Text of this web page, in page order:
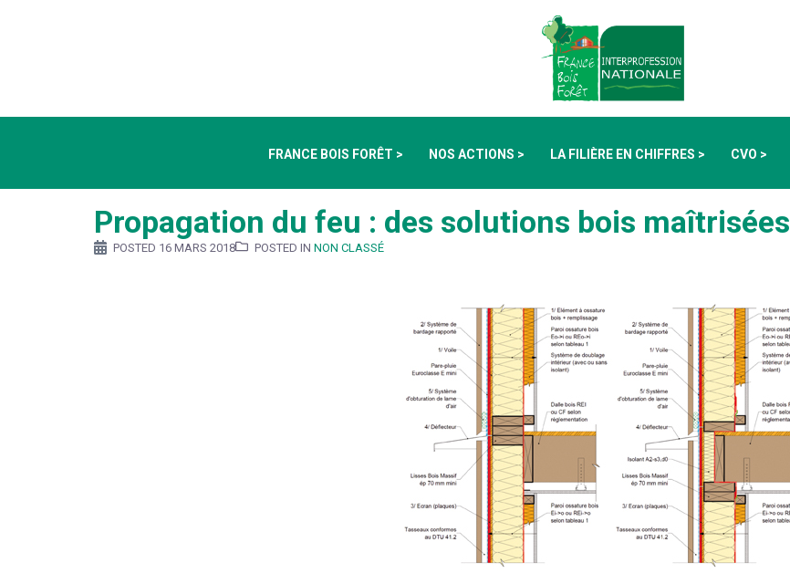
FRANCE BOIS FORÊT > NOS ACTIONS > LA FILIÈRE EN CHIFFRES > CVO >
Propagation du feu : des solutions bois maîtrisées
POSTED 16 MARS 2018 POSTED IN NON CLASSÉ